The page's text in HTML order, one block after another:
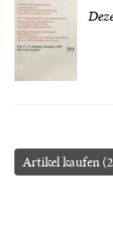
Artikel kaufen